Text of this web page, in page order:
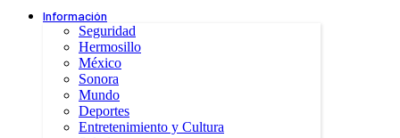
Información
Seguridad
Hermosillo
México
Sonora
Mundo
Deportes
Entretenimiento y Cultura